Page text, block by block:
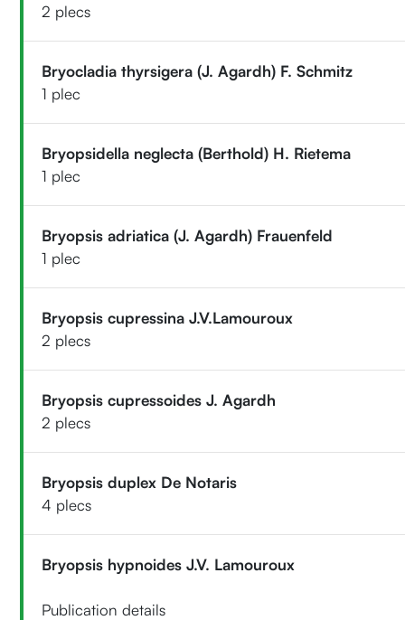
2 plecs
Bryocladia thyrsigera (J. Agardh) F. Schmitz
1 plec
Bryopsidella neglecta (Berthold) H. Rietema
1 plec
Bryopsis adriatica (J. Agardh) Frauenfeld
1 plec
Bryopsis cupressina J.V.Lamouroux
2 plecs
Bryopsis cupressoides J. Agardh
2 plecs
Bryopsis duplex De Notaris
4 plecs
Bryopsis hypnoides J.V. Lamouroux
Publication details